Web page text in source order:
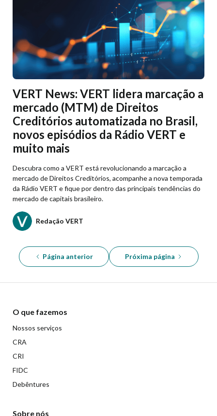
VERT News: VERT lidera marcação a
mercado (MTM) de Direitos
Creditórios automatizada no Brasil,
novos episódios da Rádio VERT e
muito mais
Descubra como a VERT está revolucionando a marcação a
mercado de Direitos Creditórios, acompanhe a nova temporada
da Rádio VERT e fique por dentro das principais tendências do
mercado de capitais brasileiro.
Redação VERT
Página anterior Próxima página
O que fazemos
Nossos serviços
CRA
CRI
FIDC
Debêntures
Sobre nós